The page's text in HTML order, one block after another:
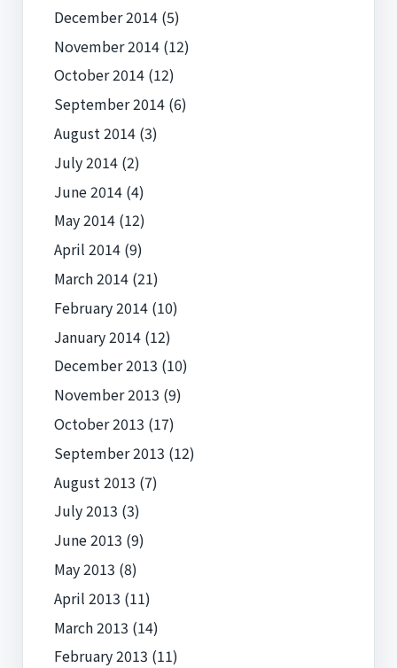
December 2014(5)
November 2014(12)
October 2014(12)
September 2014(6)
August 2014(3)
July 2014(2)
June 2014(4)
May 2014(12)
April 2014(9)
March 2014(21)
February 2014(10)
January 2014(12)
December 2013 (10)
November 2013 (9)
October 2013 (17)
September 2013 (12)
August 2013 (7)
July 2013 (3)
June 2013 (9)
May 2013 (8)
April 2013 (11)
March 2013 (14)
February 2013 (11)